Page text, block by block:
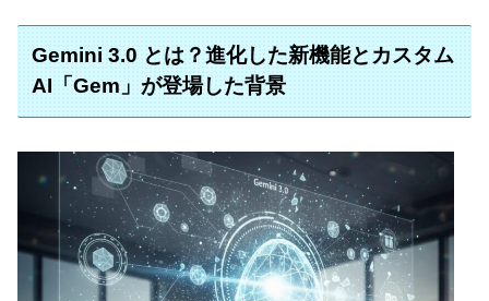
Gemini 3.0 とは？進化した新機能とカスタム
AI「Gem」が登場した背景